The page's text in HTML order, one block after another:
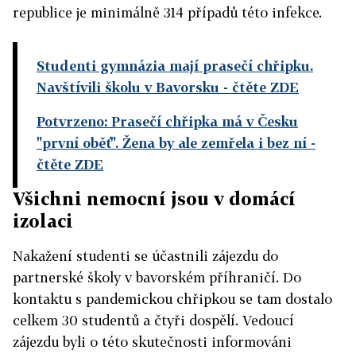
republice je minimálně 314 případů této infekce.
Studenti gymnázia mají prasečí chřipku.
Navštívili školu v Bavorsku - čtěte ZDE
Potvrzeno: Prasečí chřipka má v Česku
"první oběť". Žena by ale zemřela i bez ní -
čtěte ZDE
Všichni nemocní jsou v domácí
izolaci
Nakažení studenti se účastnili zájezdu do
partnerské školy v bavorském příhraničí. Do
kontaktu s pandemickou chřipkou se tam dostalo
celkem 30 studentů a čtyři dospělí. Vedoucí
zájezdu byli o této skutečnosti informováni